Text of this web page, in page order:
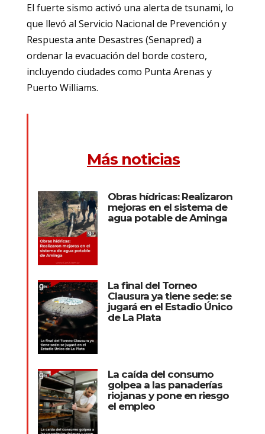
El fuerte sismo activó una alerta de tsunami, lo
que llevó al Servicio Nacional de Prevención y
Respuesta ante Desastres (Senapred) a
ordenar la evacuación del borde costero,
incluyendo ciudades como Punta Arenas y
Puerto Williams.
Más noticias
Obras hídricas: Realizaron
mejoras en el sistema de
agua potable de Aminga
La final del Torneo
Clausura ya tiene sede: se
jugará en el Estadio Único
de La Plata
La caída del consumo
golpea a las panaderías
riojanas y pone en riesgo
el empleo